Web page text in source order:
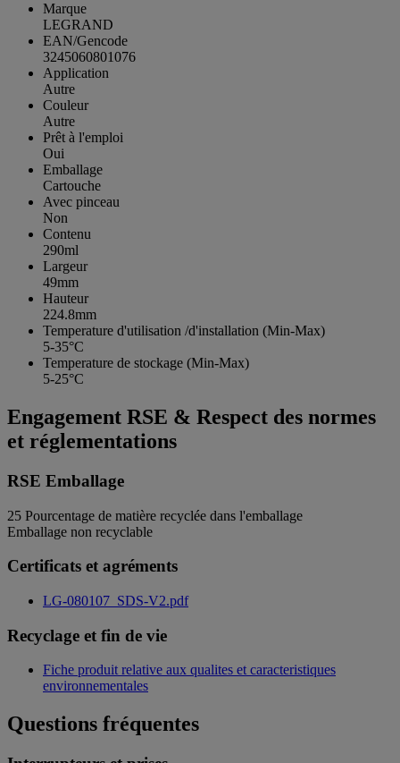
Marque
LEGRAND
EAN/Gencode
3245060801076
Application
Autre
Couleur
Autre
Prêt à l'emploi
Oui
Emballage
Cartouche
Avec pinceau
Non
Contenu
290ml
Largeur
49mm
Hauteur
224.8mm
Temperature d'utilisation /d'installation (Min-Max)
5-35°C
Temperature de stockage (Min-Max)
5-25°C
Engagement RSE & Respect des normes
et réglementations
RSE Emballage
25 Pourcentage de matière recyclée dans l'emballage
Emballage non recyclable
Certificats et agréments
LG-080107_SDS-V2.pdf
Recyclage et fin de vie
Fiche produit relative aux qualites et caracteristiques
environnementales
Questions fréquentes